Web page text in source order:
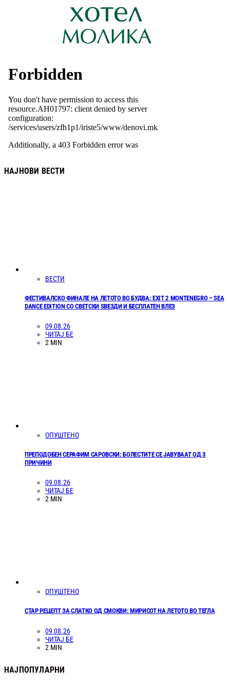
НАЈНОВИ ВЕСТИ
ВЕСТИ
ФЕСТИВАЛСКО ФИНАЛЕ НА ЛЕТОТО ВО БУДВА: EXIT 2 MONTENEGRO – SEA
DANCE EDITION СО СВЕТСКИ ЅВЕЗДИ И БЕСПЛАТЕН ВЛЕЗ
09.08.26
ЧИТАЈ БЕ
2 MIN
ОПУШТЕНО
ПРЕПОДОБЕН СЕРАФИМ САРОВСКИ: БОЛЕСТИТЕ СЕ ЈАВУВААТ ОД 3
ПРИЧИНИ
09.08.26
ЧИТАЈ БЕ
2 MIN
ОПУШТЕНО
СТАР РЕЦЕПТ ЗА СЛАТКО ОД СМОКВИ: МИРИСОТ НА ЛЕТОТО ВО ТЕГЛА
09.08.26
ЧИТАЈ БЕ
2 MIN
НАЈПОПУЛАРНИ